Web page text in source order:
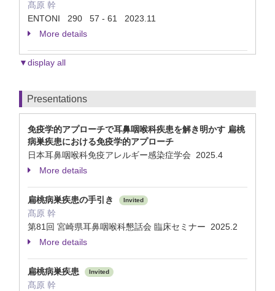
髙原 幹
ENTONI 290 57 - 61 2023.11
More details
▼display all
Presentations
免疫学的アプローチで耳鼻咽喉科疾患を解き明かす 扁桃
病巣疾患における免疫学的アプローチ
日本耳鼻咽喉科免疫アレルギー感染症学会 2025.4
More details
扁桃病巣疾患の手引き Invited
髙原 幹
第81回 宮崎県耳鼻咽喉科懇話会 臨床セミナー 2025.2
More details
扁桃病巣疾患 Invited
髙原 幹